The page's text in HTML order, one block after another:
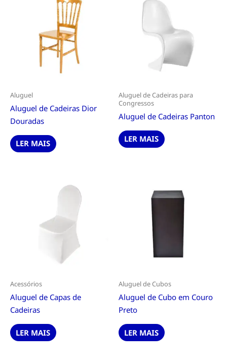
Aluguel
Aluguel de Cadeiras Dior
Douradas
LER MAIS
Aluguel de Cadeiras para
Congressos
Aluguel de Cadeiras Panton
LER MAIS
Acessórios
Aluguel de Capas de
Cadeiras
LER MAIS
Aluguel de Cubos
Aluguel de Cubo em Couro
Preto
LER MAIS